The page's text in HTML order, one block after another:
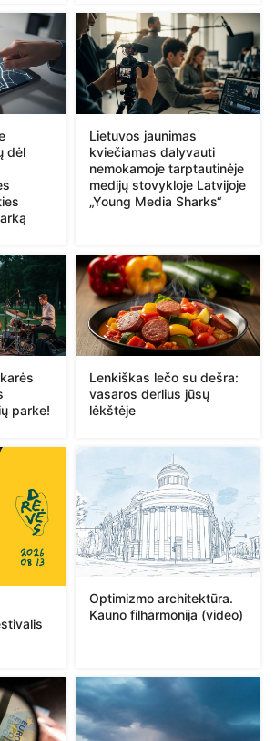
dėl
Lietuvos jaunimas
kviečiamas dalyvauti
nemokamoje tarptautinėje
medijų stovykloje Latvijoje
„Young Media Sharks“
parke!
Lenkiškas lečo su dešra:
vasaros derlius jūsų
lėkštėje
Optimizmo architektūra.
Kauno filharmonija (video)